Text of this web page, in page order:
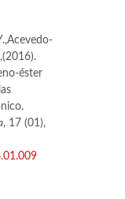
éster
, 17 (01),